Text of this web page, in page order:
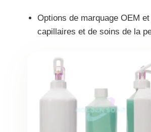
Options de marquage OEM
capillaires et de soins de la